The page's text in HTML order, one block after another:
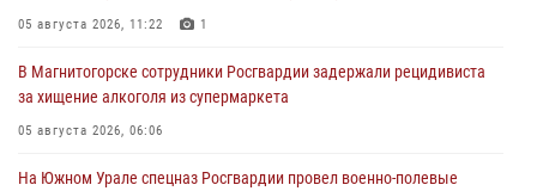
05 августа 2026, 11:22 1
В Магнитогорске сотрудники Росгвардии задержали рецидивиста
за хищение алкоголя из супермаркета
05 августа 2026, 06:06
На Южном Урале спецназ Росгвардии провел военно-полевые